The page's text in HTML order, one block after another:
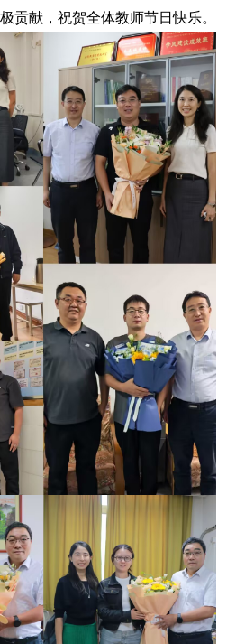
贡献，祝贺全体教师节日快乐。